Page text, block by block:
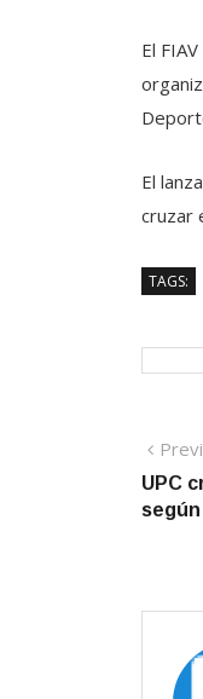
El
El
cruzar
TAGS:
de
UPC